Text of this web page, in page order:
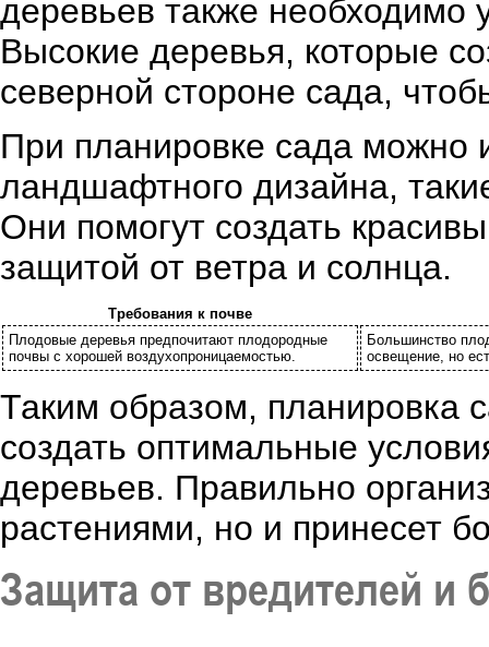
деревьев также необходимо
Высокие деревья, которые
северной стороне сада,
При планировке сада можно
ландшафтного дизайна,
Они помогут создать
защитой от ветра и солнца.
Требования к почве
Плодовые деревья предпочитают плодородные
почвы с хорошей воздухопроницаемостью.
Большинство
освещение, но
Таким образом, планировка
создать оптимальные
деревьев. Правильно
растениями, но и принесет
Защита от вредителей и